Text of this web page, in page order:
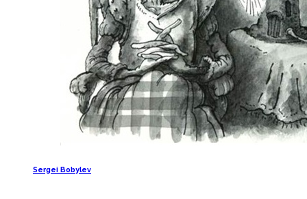
Sergei Bobylev